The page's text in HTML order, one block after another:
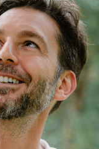
entrer vos
!
il y a tout juste
été envoyé par